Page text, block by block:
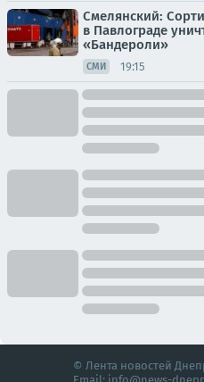
Смелянский:
в Павлограде
«Бандероли»
СМИ 19:15
© Лента новостей